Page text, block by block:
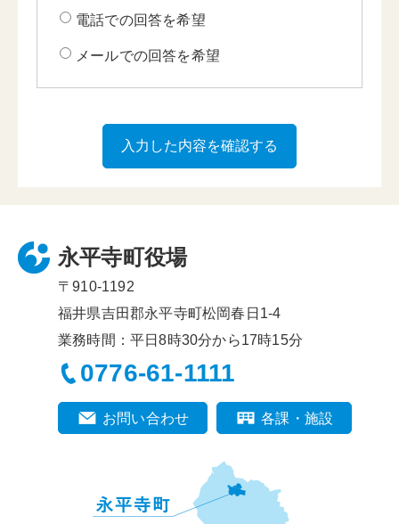
電話での回答を希望
メールでの回答を希望
永平寺町役場
〒910-1192
福井県吉田郡永平寺町松岡春日1-4
業務時間：平日8時30分から17時15分
0776-61-1111
お問い合わせ 各課・施設